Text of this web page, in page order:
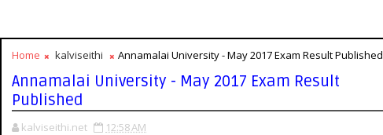
Home kalviseithi Annamalai University - May 2017 Exam Result Published
Annamalai University - May 2017 Exam Result
Published
kalviseithi.net 12:58 AM